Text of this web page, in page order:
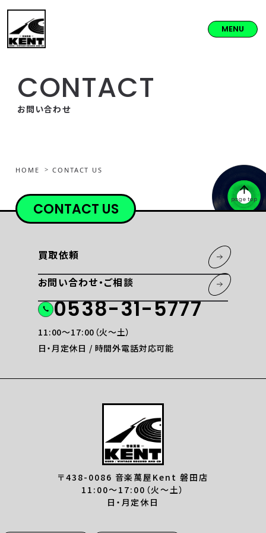
MENU
CONTACT
お問い合わせ
HOME CONTACT US
page top
CONTACT US
買取依頼
お問い合わせ・ご相談
0538-31-5777
11:00〜17:00（火〜土）
日・月定休日 / 時間外電話対応可能
〒438-0086 音楽萬屋Kent 磐田店
11:00〜17:00（火〜土）
日・月定休日